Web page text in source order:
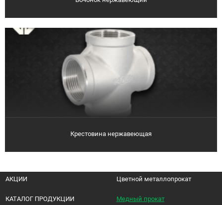
Крестовина нержавеющая
АКЦИИ
КАТАЛОГ ПРОДУКЦИИ
Цветной металлопрокат
Медный прокат